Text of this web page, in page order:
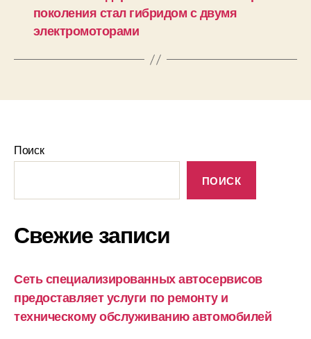
поколения стал гибридом с двумя
электромоторами
Поиск
ПОИСК
Свежие записи
Сеть специализированных автосервисов
предоставляет услуги по ремонту и
техническому обслуживанию автомобилей